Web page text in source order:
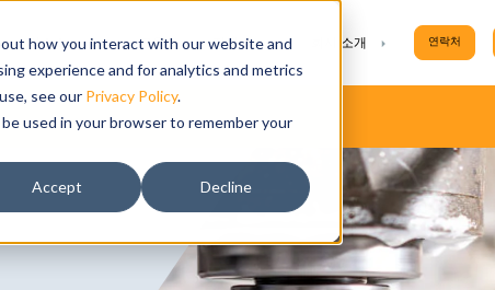
how you interact with our website and
experience and for analytics and metrics
see our Privacy Policy.
used in your browser to remember your
Accept Decline
for 솔루션
Show submenu for 리소스
리소스 교육 Show submenu for 지원
지원 Show submenu for 회사 소개
회사 소개 연락처